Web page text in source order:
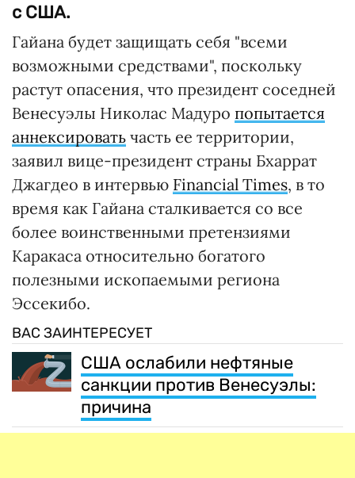
с США.
Гайана будет защищать себя "всеми
возможными средствами", поскольку
растут опасения, что президент соседней
Венесуэлы Николас Мадуро попытается
аннексировать часть ее территории,
заявил вице-президент страны Бхаррат
Джагдео в интервью Financial Times, в то
время как Гайана сталкивается со все
более воинственными претензиями
Каракаса относительно богатого
полезными ископаемыми региона
Эссекибо.
ВАС ЗАИНТЕРЕСУЕТ
США ослабили нефтяные
санкции против Венесуэлы:
причина